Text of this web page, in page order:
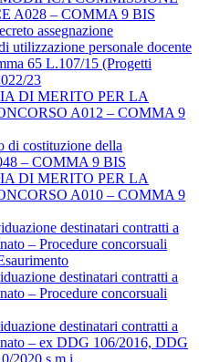
A028 – COMMA 9 BIS
assegnazione
utilizzazione personale docente
65 L.107/15 (Progetti
23
DI MERITO PER LA
A012 – COMMA 9
di costituzione della
– COMMA 9 BIS
DI MERITO PER LA
A010 – COMMA 9
destinatari contratti a
– Procedure concorsuali
destinatari contratti a
– Procedure concorsuali
destinatari contratti a
– ex DDG 106/2016, DDG